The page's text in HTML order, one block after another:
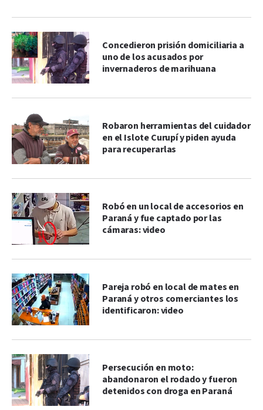
Concedieron prisión domiciliaria a
uno de los acusados por
invernaderos de marihuana
Robaron herramientas del cuidador
en el Islote Curupí y piden ayuda
para recuperarlas
Robó en un local de accesorios en
Paraná y fue captado por las
cámaras: video
Pareja robó en local de mates en
Paraná y otros comerciantes los
identificaron: video
Persecución en moto:
abandonaron el rodado y fueron
detenidos con droga en Paraná